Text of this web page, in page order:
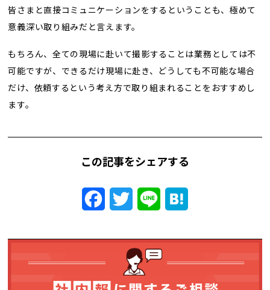
皆さまと直接コミュニケーションをするということも、極めて
意義深い取り組みだと言えます。
もちろん、全ての現場に赴いて撮影することは業務としては不
可能ですが、できるだけ現場に赴き、どうしても不可能な場合
だけ、依頼するという考え方で取り組まれることをおすすめし
ます。
この記事をシェアする
FacebookTwitter Line